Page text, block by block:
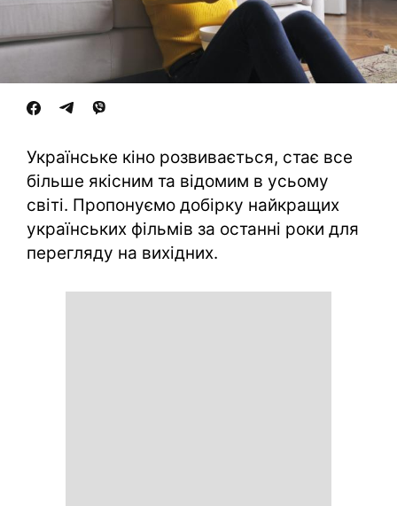
Українське кіно розвивається, стає все
більше якісним та відомим в усьому
світі. Пропонуємо добірку найкращих
українських фільмів за останні роки для
перегляду на вихідних.